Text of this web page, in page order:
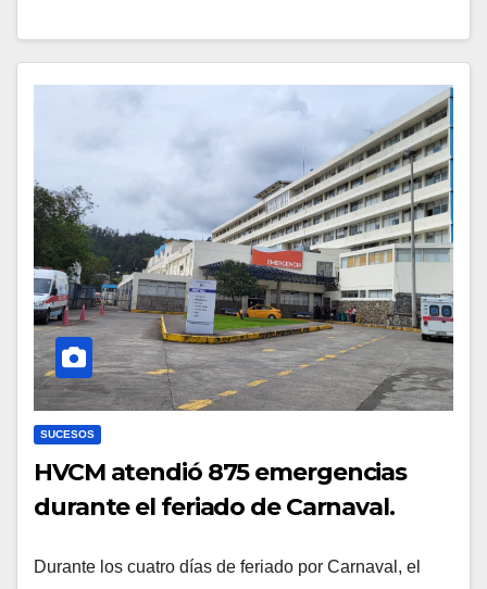
SUCESOS
HVCM atendió 875 emergencias
durante el feriado de Carnaval.
Durante los cuatro días de feriado por Carnaval, el